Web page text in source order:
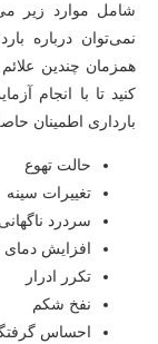
شامل موارد زیر
نمی‌توان درباره
همزمان چندین
کنید تا با انجام
بارداری اطمینان
حالت تهوع
تغییرات سینه
سردرد ناگهانی
افزایش دمای
تکرر ادرار
نفخ شکم
احساس